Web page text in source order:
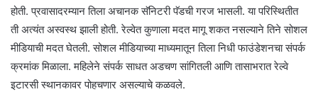
होती. प्रवासादरम्यान तिला अचानक सॅनिटरी पॅडची गरज भासली. या परिस्थितीत
ती अत्यंत अस्वस्थ झाली होती. रेल्वेत कुणाला मदत मागू शकत नसल्याने तिने सोशल
मीडियाची मदत घेतली. सोशल मीडियाच्या माध्यमातून तिला निधी फाउंडेशनचा संपर्क
क्रमांक मिळाला. महिलेने संपर्क साधत अडचण सांगितली आणि तासाभरात रेल्वे
इटारसी स्थानकावर पोहचणार असल्याचे कळवले.